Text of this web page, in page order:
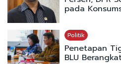
pada
Politik
Penetapan
BLU